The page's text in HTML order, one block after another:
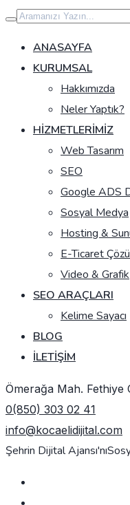
İçeriğe
geç
ANASAYFA
KURUMSAL
Hakkımızda
Neler Yaptık?
HIZMETLERIMIZ
Web Tasarım
SEO
Google ADS
Sosyal Medya
Hosting &
E-Ticaret
Video & Grafik
SEO ARAÇLARI
Kelime Sayacı
BLOG
İLETIŞIM
Ömerağa Mah. Fethiye
0(850) 303 02 41
info@kocaelidijital.com
Şehrin Dijital Ajansı'nı